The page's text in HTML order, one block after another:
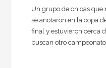
Un grupo de chicas que
se anotaron en la copa
final y estuvieron cerca
buscan otro